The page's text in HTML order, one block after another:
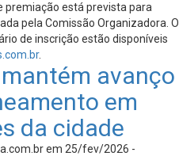
premiação está prevista para
pela Comissão Organizadora. O
de inscrição estão disponíveis
.
avanço
em
da cidade
em 25/fev/2026 -